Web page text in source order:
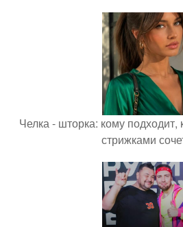
Челка - шторка: кому подходит,
стрижками